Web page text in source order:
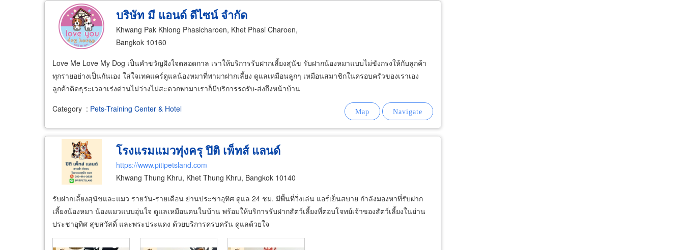
บริษัท มี แอนด์ ดีไซน์ จำกัด
Khwang Pak Khlong Phasicharoen, Khet Phasi Charoen,
Bangkok 10160
Love Me Love My Dog เป็นคำขวัญฝังใจตลอดกาล เราให้บริการรับฝากเลี้ยงสุนัข รับฝากน้องหมาแบบไม่ขังกรงให้กับลูกค้า
ทุกรายอย่างเป็นกันเอง ใส่ใจเทคแคร์ดูแลน้องหมาที่พามาฝากเลี้ยง ดูแลเหมือนลูกๆ เหมือนสมาชิกในครอบครัวของเราเอง
ลูกค้าติดธุระเวลาเร่งด่วนไม่ว่างไม่สะดวกพามาเราก็มีบริการรถรับ-ส่งถึงหน้าบ้าน
Category : Pets-Training Center & Hotel
โรงแรมแมวทุ่งครุ ปิติ เพ็ทส์ แลนด์
https://www.pitipetsland.com
Khwang Thung Khru, Khet Thung Khru, Bangkok 10140
รับฝากเลี้ยงสุนัขและแมว รายวัน-รายเดือน ย่านประชาอุทิศ ดูแล 24 ชม. มีพื้นที่วิ่งเล่น แอร์เย็นสบาย กำลังมองหาที่รับฝาก
เลี้ยงน้องหมา น้องแมวแบบอุ่นใจ ดูแลเหมือนคนในบ้าน พร้อมให้บริการรับฝากสัตว์เลี้ยงที่ตอบโจทย์เจ้าของสัตว์เลี้ยงในย่าน
ประชาอุทิศ สุขสวัสดิ์ และพระประแดง ด้วยบริการครบครัน ดูแลด้วยใจ